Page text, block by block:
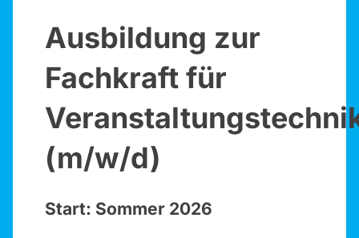
Ausbildung zur
Fachkraft für
(m/w/d)
Start: Sommer 2026